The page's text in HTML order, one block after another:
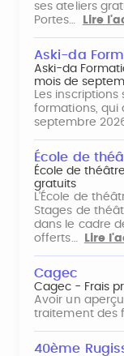
ses ateliers
Portes…
Lire
Aski-da
Aski-da
mois de
Les
formations, qui
septembre
École de
École de
gratuits
L'École de
Stages de
dans le cadre
offerts…
Lire
Cagec
Cagec - Frais
Avoir un
traitement des
40ème